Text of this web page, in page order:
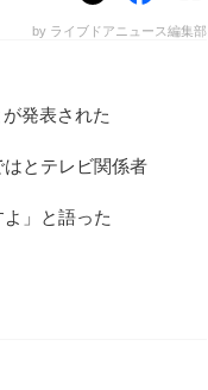
by ライブドアニュース編集部
発表された
とテレビ関係者
」と語った